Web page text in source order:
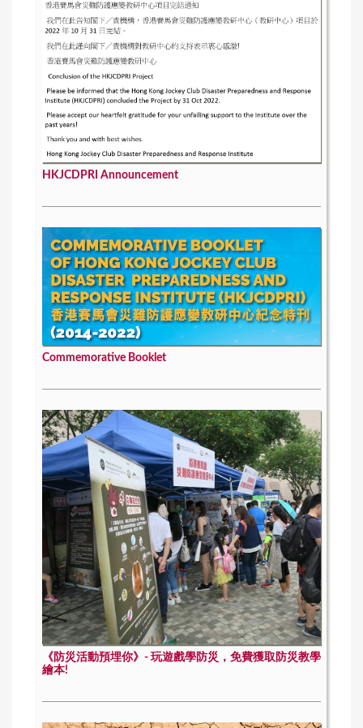
HKJCDPRI Announcement
Commemorative Booklet
《防災活動預埋你》- 玩遊戲學防災，免費獲取防災教學
繪本!